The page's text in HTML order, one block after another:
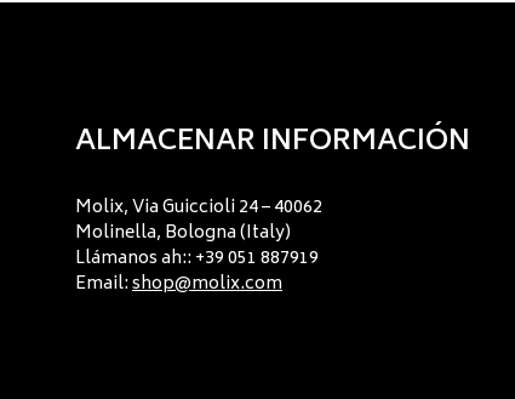
ALMACENAR INFORMACIÓN
Molix, Via Guiccioli 24 – 40062
Molinella, Bologna (Italy)
Llámanos ah:: +39 051 887919
Email:shop@molix.com